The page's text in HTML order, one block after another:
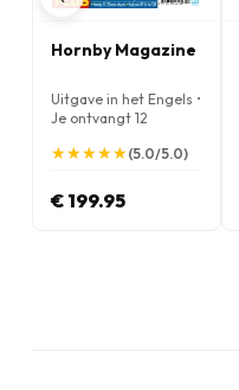
Hornby Magazine
Uitgave in het Engels •
Je ontvangt 12
★
★★
★★
★★
★★
★(5.0/5.0)
€ 199.95